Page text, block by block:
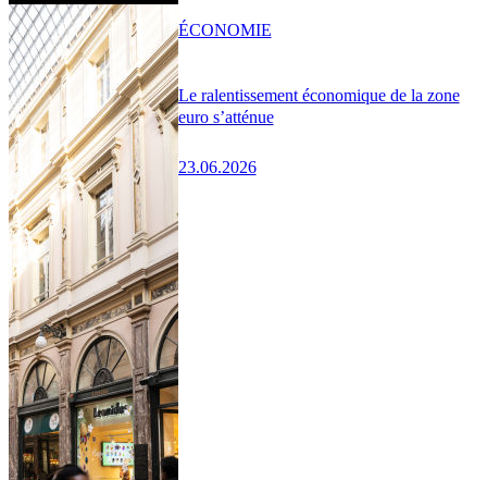
Le ralentissement économique de la zone
euro s’atténue
23.06.2026
ÉCONOMIE